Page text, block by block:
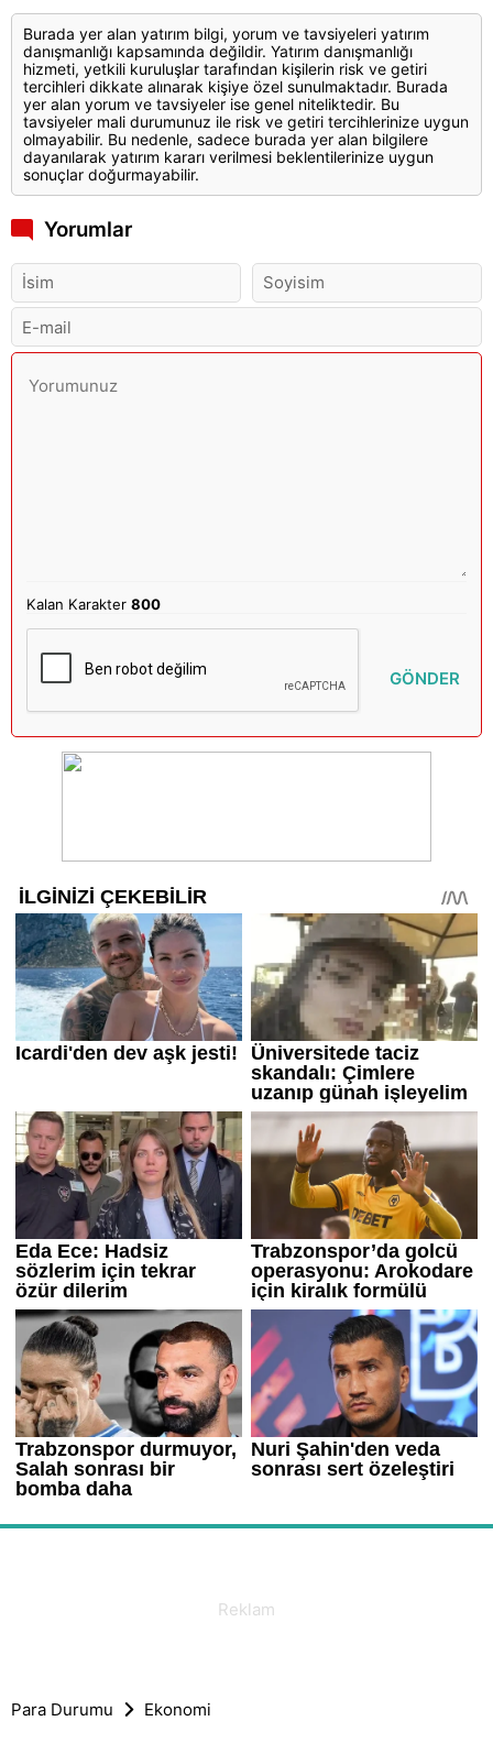
Burada yer alan yatırım bilgi, yorum ve tavsiyeleri yatırım
danışmanlığı kapsamında değildir. Yatırım danışmanlığı
hizmeti, yetkili kuruluşlar tarafından kişilerin risk ve getiri
tercihleri dikkate alınarak kişiye özel sunulmaktadır. Burada
yer alan yorum ve tavsiyeler ise genel niteliktedir. Bu
tavsiyeler mali durumunuz ile risk ve getiri tercihlerinize uygun
olmayabilir. Bu nedenle, sadece burada yer alan bilgilere
dayanılarak yatırım kararı verilmesi beklentilerinize uygun
sonuçlar doğurmayabilir.
Yorumlar
Kalan Karakter800
GÖNDER
Para Durumu Ekonomi